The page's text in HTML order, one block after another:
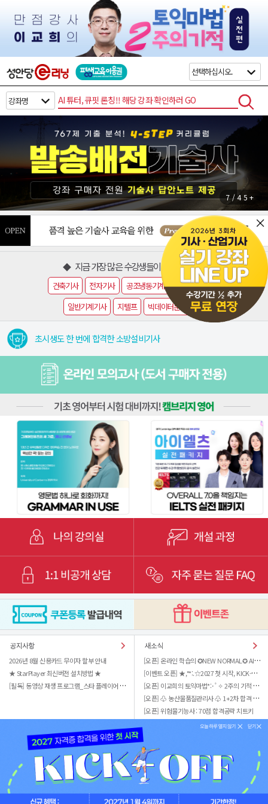
7/45+
◆지금 가장 많은 수강생들이 찾는 분야◆
건축기사 전자기사 공조냉동기계기사
토목기사
일반기계기사
지텔프 빅데이터분석기사
초시생도 한 번에 합격한 소방설비기사
2026년 8월 신용카드 무이자 할부 안내
★ StarPlayer 최신버전 설치방법 ★
[필독] 동영상 재생 프로그램_스타 플레이어 업데이트 관련
[오픈] 온라인 학습의 ✪NEW NORMAL✪ AI튜터 Q-Fit
[이벤트 오픈] ★,°*:.☆2027 첫 시작, KICK-OFF
[오픈] 이교희의 토익마법*:･ﾟ✧ 2주의 기적 실전편
[오픈] ♧ 농산물품질관리사 ♧ 1+2차 합격 패키지
[오픈] 위험물기능사 : 70점 합격공략 치트키
홈 로그인 회원가입 PC 버전 고객지원센터 call
이용약관|개인정보취급방침|구매안전서비스 가입
Copyright © 2015 Sungandang All Rights Reserved.